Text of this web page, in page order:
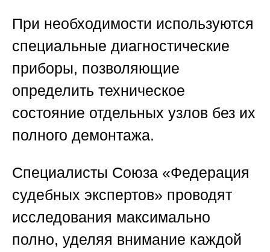
При необходимости используются
специальные диагностические
приборы, позволяющие
определить техническое
состояние отдельных узлов без их
полного демонтажа.
Специалисты Союза «Федерация
судебных экспертов» проводят
исследования максимально
полно, уделяя внимание каждой